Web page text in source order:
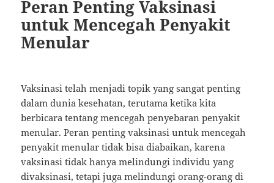
Peran Penting Vaksinasi
untuk Mencegah Penyakit
Menular
Vaksinasi telah menjadi topik yang sangat penting
dalam dunia kesehatan, terutama ketika kita
berbicara tentang mencegah penyebaran penyakit
menular. Peran penting vaksinasi untuk mencegah
penyakit menular tidak bisa diabaikan, karena
vaksinasi tidak hanya melindungi individu yang
divaksinasi, tetapi juga melindungi orang-orang di